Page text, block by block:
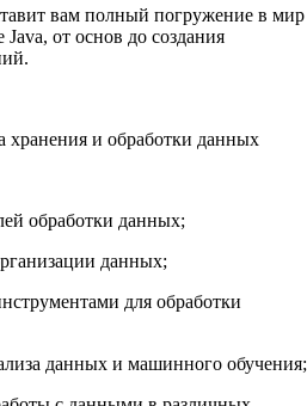
вам полный погружение в мир
от основ до создания
хранения и обработки данных
обработки данных;
данных;
для обработки
данных и машинного обучения;